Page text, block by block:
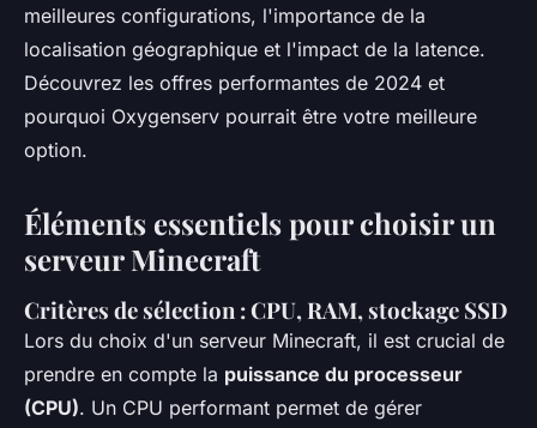
meilleures configurations, l'importance de la
localisation géographique et l'impact de la latence.
Découvrez les offres performantes de 2024 et
pourquoi Oxygenserv pourrait être votre meilleure
option.
Éléments essentiels pour choisir un
serveur Minecraft
Critères de sélection : CPU, RAM, stockage SSD
Lors du choix d'un serveur Minecraft, il est crucial de
prendre en compte la puissance du processeur
(CPU). Un CPU performant permet de gérer